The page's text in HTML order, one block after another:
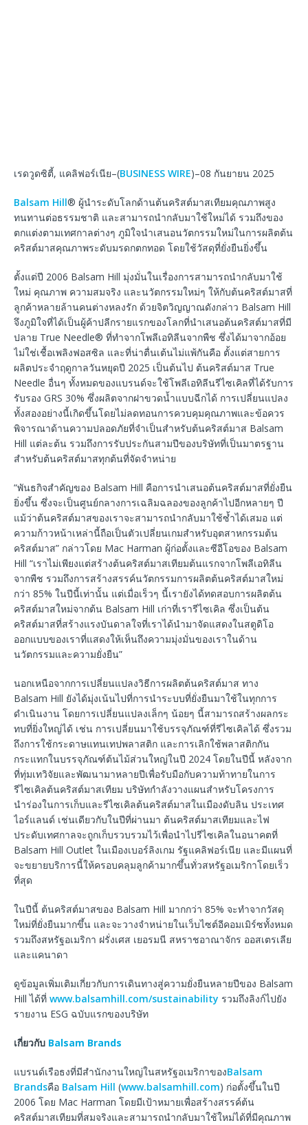
เรดวูดซิตี้, แคลิฟอร์เนีย–(BUSINESS WIRE)–08 กันยายน 2025
Balsam Hill® ผู้นำระดับโลกด้านต้นคริสต์มาสเทียมคุณภาพสูง
ทนทานต่อธรรมชาติ และสามารถนำกลับมาใช้ใหม่ได้ รวมถึงของ
ตกแต่งตามเทศกาลต่างๆ ภูมิใจนำเสนอนวัตกรรมใหม่ในการผลิตต้น
คริสต์มาสคุณภาพระดับมรดกตกทอด โดยใช้วัสดุที่ยั่งยืนยิ่งขึ้น
ตั้งแต่ปี 2006 Balsam Hill มุ่งมั่นในเรื่องการสามารถนำกลับมาใช้
ใหม่ คุณภาพ ความสมจริง และนวัตกรรมใหม่ๆ ให้กับต้นคริสต์มาสที่
ลูกค้าหลายล้านคนต่างหลงรัก ด้วยจิตวิญญาณดังกล่าว Balsam Hill
จึงภูมิใจที่ได้เป็นผู้ค้าปลีกรายแรกของโลกที่นำเสนอต้นคริสต์มาสที่มี
ปลาย True Needle® ที่ทำจากโพลีเอทิลีนจากพืช ซึ่งได้มาจากอ้อย
ไม่ใช่เชื้อเพลิงฟอสซิล และที่น่าตื่นเต้นไม่แพ้กันคือ ตั้งแต่สายการ
ผลิตประจำฤดูกาลวันหยุดปี 2025 เป็นต้นไป ต้นคริสต์มาส True
Needle อื่นๆ ทั้งหมดของแบรนด์จะใช้โพลีเอทิลีนรีไซเคิลที่ได้รับการ
รับรอง GRS 30% ซึ่งผลิตจากฝาขวดน้ำแบบฉีกได้ การเปลี่ยนแปลง
ทั้งสองอย่างนี้เกิดขึ้นโดยไม่ลดทอนการควบคุมคุณภาพและข้อควร
พิจารณาด้านความปลอดภัยที่จำเป็นสำหรับต้นคริสต์มาส Balsam
Hill แต่ละต้น รวมถึงการรับประกันสามปีของบริษัทที่เป็นมาตรฐาน
สำหรับต้นคริสต์มาสทุกต้นที่จัดจำหน่าย
“พันธกิจสำคัญของ Balsam Hill คือการนำเสนอต้นคริสต์มาสที่ยั่งยืน
ยิ่งขึ้น ซึ่งจะเป็นศูนย์กลางการเฉลิมฉลองของลูกค้าไปอีกหลายๆ ปี
แม้ว่าต้นคริสต์มาสของเราจะสามารถนำกลับมาใช้ซ้ำได้เสมอ แต่
ความก้าวหน้าเหล่านี้ถือเป็นตัวเปลี่ยนเกมสำหรับอุตสาหกรรมต้น
คริสต์มาส” กล่าวโดย Mac Harman ผู้ก่อตั้งและซีอีโอของ Balsam
Hill “เราไม่เพียงแต่สร้างต้นคริสต์มาสเทียมต้นแรกจากโพลีเอทิลีน
จากพืช รวมถึงการสร้างสรรค์นวัตกรรมการผลิตต้นคริสต์มาสใหม่
กว่า 85% ในปีนี้เท่านั้น แต่เมื่อเร็วๆ นี้เรายังได้ทดสอบการผลิตต้น
คริสต์มาสใหม่จากต้น Balsam Hill เก่าที่เรารีไซเคิล ซึ่งเป็นต้น
คริสต์มาสที่สร้างแรงบันดาลใจที่เราได้นำมาจัดแสดงในสตูดิโอ
ออกแบบของเราที่แสดงให้เห็นถึงความมุ่งมั่นของเราในด้าน
นวัตกรรมและความยั่งยืน”
นอกเหนือจากการเปลี่ยนแปลงวิธีการผลิตต้นคริสต์มาส ทาง
Balsam Hill ยังได้มุ่งเน้นไปที่การนำระบบที่ยั่งยืนมาใช้ในทุกการ
ดำเนินงาน โดยการเปลี่ยนแปลงเล็กๆ น้อยๆ นี้สามารถสร้างผลกระ
ทบที่ยิ่งใหญ่ได้ เช่น การเปลี่ยนมาใช้บรรจุภัณฑ์ที่รีไซเคิลได้ ซึ่งรวม
ถึงการใช้กระดาษแทนเทปพลาสติก และการเลิกใช้พลาสติกกัน
กระแทกในบรรจุภัณฑ์ต้นไม้ส่วนใหญ่ในปี 2024 โดยในปีนี้ หลังจาก
ที่ทุ่มเทวิจัยและพัฒนามาหลายปีเพื่อรับมือกับความท้าทายในการ
รีไซเคิลต้นคริสต์มาสเทียม บริษัทกำลังวางแผนสำหรับโครงการ
นำร่องในการเก็บและรีไซเคิลต้นคริสต์มาสในเมืองดับลิน ประเทศ
ไอร์แลนด์ เช่นเดียวกับในปีที่ผ่านมา ต้นคริสต์มาสเทียมและไฟ
ประดับเทศกาลจะถูกเก็บรวบรวมไว้เพื่อนำไปรีไซเคิลในอนาคตที่
Balsam Hill Outlet ในเมืองเบอร์ลิงเกม รัฐแคลิฟอร์เนีย และมีแผนที่
จะขยายบริการนี้ให้ครอบคลุมลูกค้ามากขึ้นทั่วสหรัฐอเมริกาโดยเร็ว
ที่สุด
ในปีนี้ ต้นคริสต์มาสของ Balsam Hill มากกว่า 85% จะทำจากวัสดุ
ใหม่ที่ยั่งยืนมากขึ้น และจะวางจำหน่ายในเว็บไซต์อีคอมเมิร์ซทั้งหมด
รวมถึงสหรัฐอเมริกา ฝรั่งเศส เยอรมนี สหราชอาณาจักร ออสเตรเลีย
และแคนาดา
ดูข้อมูลเพิ่มเติมเกี่ยวกับการเดินทางสู่ความยั่งยืนหลายปีของ Balsam
Hill ได้ที่ www.balsamhill.com/sustainability รวมถึงลิงก์ไปยัง
รายงาน ESG ฉบับแรกของบริษัท
เกี่ยวกับ Balsam Brands
แบรนด์เรือธงที่มีสำนักงานใหญ่ในสหรัฐอเมริกาของBalsam
Brandsคือ Balsam Hill (www.balsamhill.com) ก่อตั้งขึ้นในปี
2006 โดย Mac Harman โดยมีเป้าหมายเพื่อสร้างสรรค์ต้น
คริสต์มาสเทียมที่สมจริงและสามารถนำกลับมาใช้ใหม่ได้ที่มีคุณภาพ